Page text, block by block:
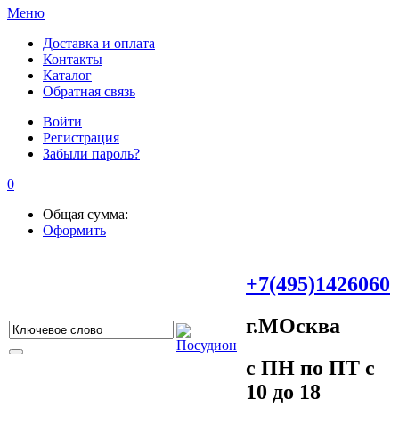
Меню
Доставка и оплата
Контакты
Каталог
Обратная связь
Войти
Регистрация
Забыли пароль?
0
Общая сумма:
Оформить
+7(495)1426060
г.МOсква
c ПH пo ПT c
10 до 18